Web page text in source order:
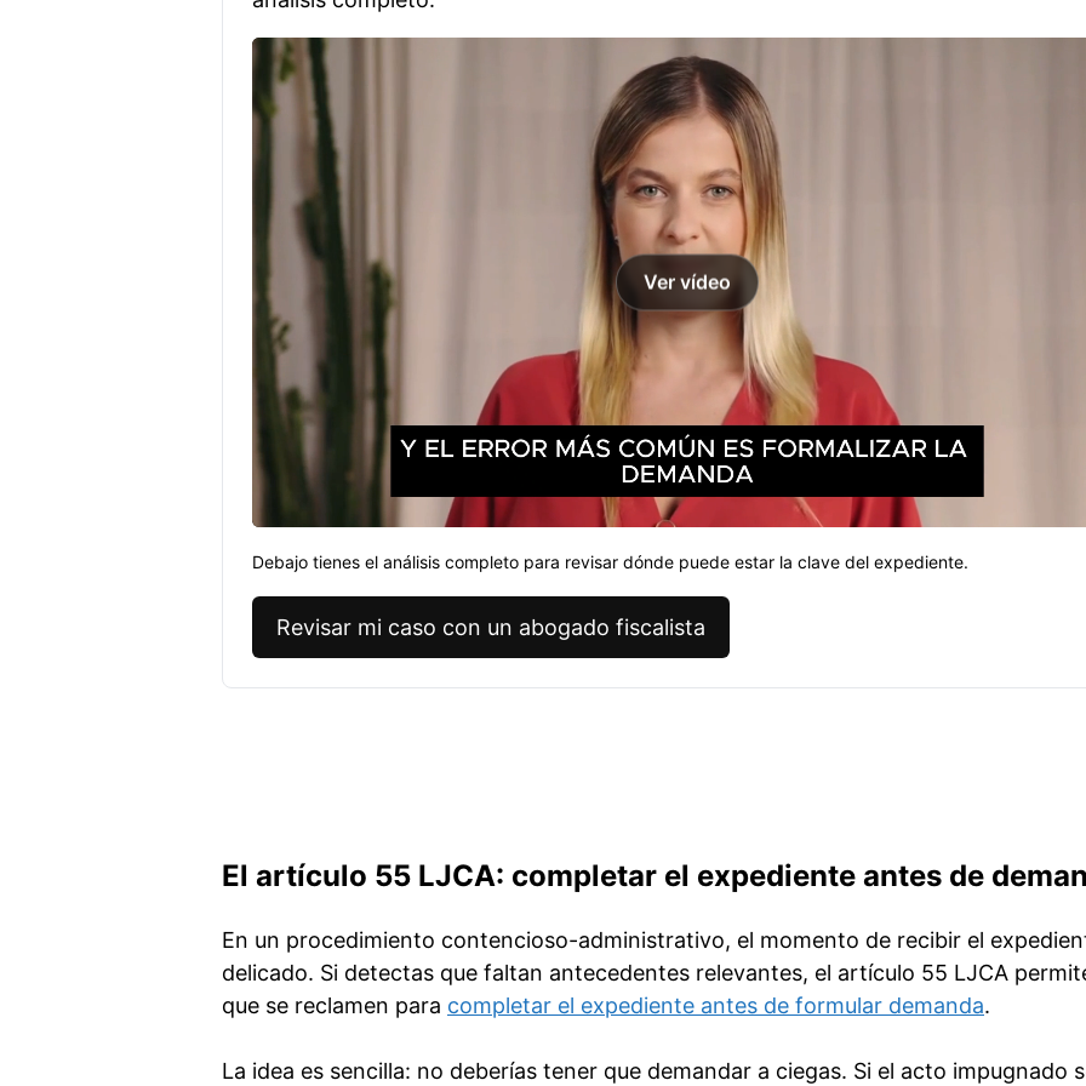
Ver vídeo
Debajo tienes el análisis completo para revisar dónde puede estar la clave del expediente.
Revisar mi caso con un abogado fiscalista
El artículo 55 LJCA: completar el expediente antes de
En un procedimiento contencioso-administrativo, el momento de recibir el
delicado. Si detectas que faltan antecedentes relevantes, el artículo 55 LJCA
que se reclamen para completar el expediente antes de formular demanda.
La idea es sencilla: no deberías tener que demandar a ciegas. Si el acto impugnado